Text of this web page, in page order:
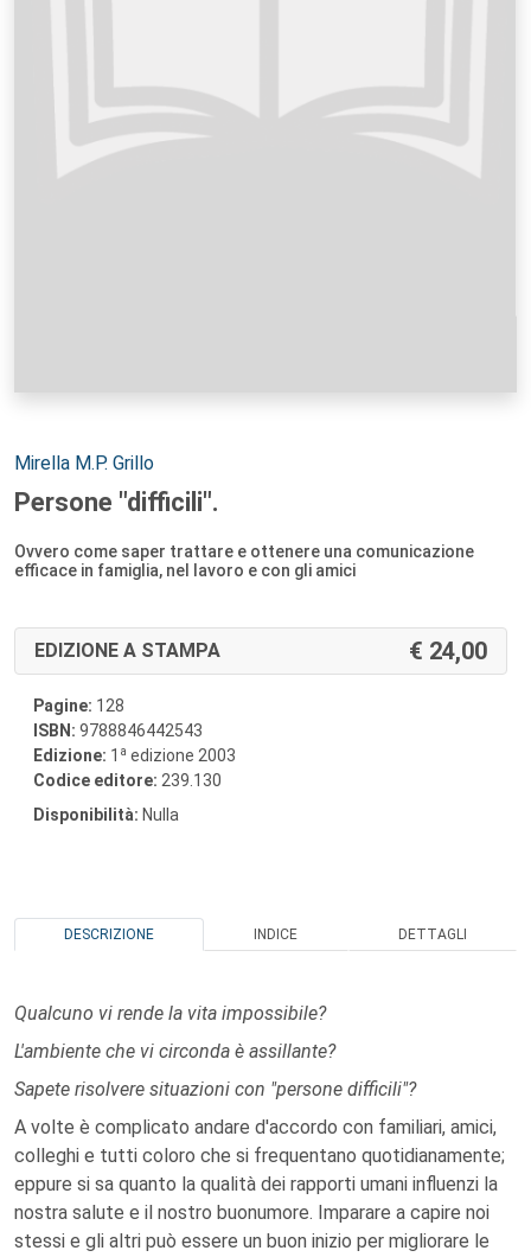
Autori:
Mirella M.P. Grillo
Persone "difficili".
Ovvero come saper trattare e ottenere una comunicazione
efficace in famiglia, nel lavoro e con gli amici
EDIZIONE A STAMPA 24,00
Pagine: 128
ISBN: 9788846442543
Edizione: 1 a edizione 2003
Codice editore: 239.130
Disponibilità: Nulla
DESCRIZIONE INDICE DETTAGLI
Qualcuno vi rende la vita impossibile?
L'ambiente che vi circonda è assillante?
Sapete risolvere situazioni con "persone difficili"?
A volte è complicato andare d'accordo con familiari, amici,
colleghi e tutti coloro che si frequentano quotidianamente;
eppure si sa quanto la qualità dei rapporti umani influenzi la
nostra salute e il nostro buonumore. Imparare a capire noi
stessi e gli altri può essere un buon inizio per migliorare le